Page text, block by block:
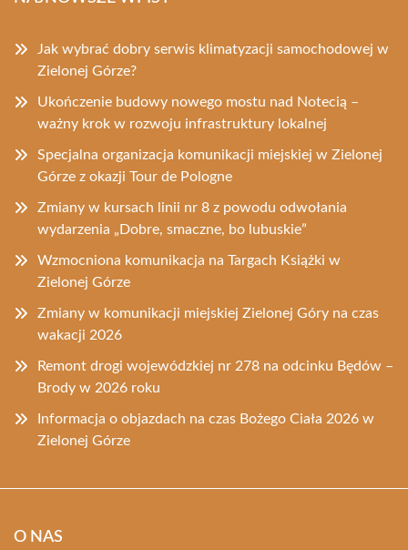
Jak wybrać dobry serwis klimatyzacji samochodowej w
Zielonej Górze?
Ukończenie budowy nowego mostu nad Notecią –
ważny krok w rozwoju infrastruktury lokalnej
Specjalna organizacja komunikacji miejskiej w Zielonej
Górze z okazji Tour de Pologne
Zmiany w kursach linii nr 8 z powodu odwołania
wydarzenia „Dobre, smaczne, bo lubuskie”
Wzmocniona komunikacja na Targach Książki w
Zielonej Górze
Zmiany w komunikacji miejskiej Zielonej Góry na czas
wakacji 2026
Remont drogi wojewódzkiej nr 278 na odcinku Będów –
Brody w 2026 roku
Informacja o objazdach na czas Bożego Ciała 2026 w
Zielonej Górze
O NAS